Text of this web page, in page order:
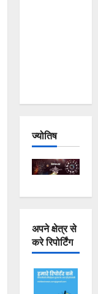
ज्योतिष
अपने क्षेत्र से
करे रिपोर्टिंग